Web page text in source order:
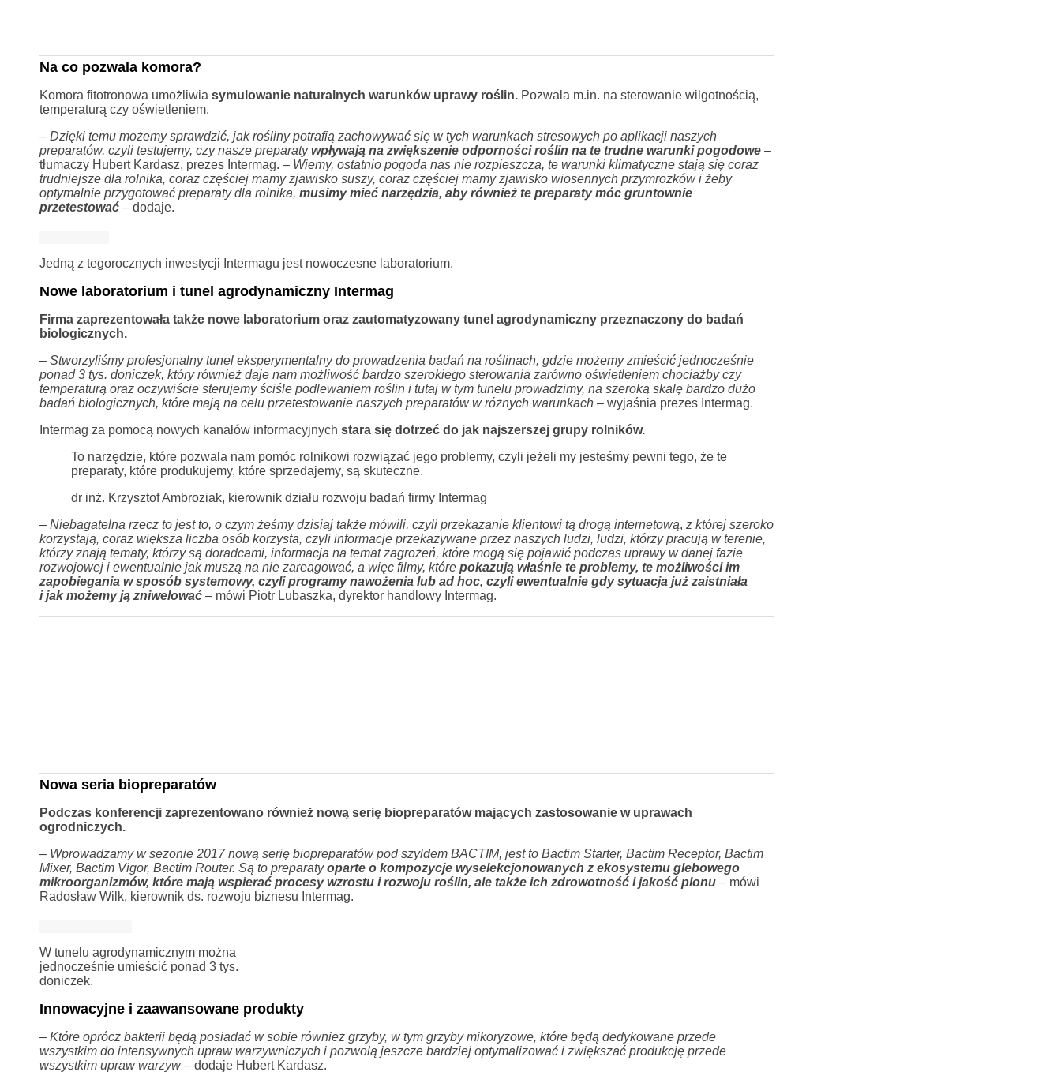
Na co pozwala komora?
Komora fitotronowa umożliwia symulowanie naturalnych warunków uprawy roślin.Pozwala m.in. na sterowanie wilgotnością,
temperaturą czy oświetleniem.
– Dzięki temu możemy sprawdzić, jak rośliny potrafią zachowywać się w tych warunkach stresowych po aplikacji naszych
preparatów, czyli testujemy, czy nasze preparatywpływają na zwiększenie odporności roślin na te trudne warunki pogodowe–
tłumaczy Hubert Kardasz, prezes Intermag. – Wiemy, ostatnio pogoda nas nie rozpieszcza, te warunki klimatyczne stają się coraz
trudniejsze dla rolnika, coraz częściej mamy zjawisko suszy, coraz częściej mamy zjawisko wiosennych przymrozków i żeby
optymalnie przygotować preparaty dla rolnika, musimy mieć narzędzia, aby również te preparaty móc gruntownie
przetestować– dodaje.
Jedną z tegorocznych inwestycji Intermagu jest nowoczesne laboratorium.
Nowe laboratorium i tunel agrodynamiczny Intermag
Firma zaprezentowała także nowe laboratorium oraz zautomatyzowany tunel agrodynamiczny przeznaczony do badań
biologicznych.
–Stworzyliśmy profesjonalny tunel eksperymentalny do prowadzenia badań na roślinach, gdzie możemy zmieścić jednocześnie
ponad 3 tys. doniczek, który również daje nam możliwość bardzo szerokiego sterowania zarówno oświetleniem chociażby czy
temperaturą oraz oczywiście sterujemy ściśle podlewaniem roślin i tutaj w tym tunelu prowadzimy, na szeroką skalę bardzo dużo
badań biologicznych, które mają na celu przetestowanie naszych preparatów w różnych warunkach– wyjaśnia prezes Intermag.
Intermag za pomocą nowych kanałów informacyjnych stara się dotrzeć do jak najszerszej grupy rolników.
To narzędzie, które pozwala nam pomóc rolnikowi rozwiązać jego problemy, czyli jeżeli my jesteśmy pewni tego, że te
preparaty, które produkujemy, które sprzedajemy, są skuteczne.
dr inż. Krzysztof Ambroziak, kierownik działu rozwoju badań firmy Intermag
– Niebagatelna rzecz to jest to, o czym żeśmy dzisiaj także mówili, czyli przekazanie klientowi tą drogą internetową, z której szeroko
korzystają, coraz większa liczba osób korzysta, czyli informacje przekazywane przez naszych ludzi, ludzi, którzy pracują w terenie,
którzy znają tematy, którzy są doradcami, informacja na temat zagrożeń, które mogą się pojawić podczas uprawy w danej fazie
rozwojowej i ewentualnie jak muszą na nie zareagować, a więc filmy, którepokazują właśnie te problemy, te możliwości im
zapobiegania w sposób systemowy, czyli programy nawożenia lub ad hoc, czyli ewentualnie gdy sytuacja już zaistniała
i jak możemy ją zniwelować– mówi Piotr Lubaszka, dyrektor handlowy Intermag.
Nowa seria biopreparatów
Podczas konferencji zaprezentowano również nową serię biopreparatów mających zastosowanie w uprawach
ogrodniczych.
– Wprowadzamy w sezonie 2017 nową serię biopreparatów pod szyldem BACTIM, jest to Bactim Starter, Bactim Receptor, Bactim
Mixer, Bactim Vigor, Bactim Router. Są to preparatyoparte o kompozycje wyselekcjonowanych z ekosystemu glebowego
mikroorganizmów, które mają wspierać procesy wzrostu i rozwoju roślin, ale także ich zdrowotność i jakość plonu – mówi
Radosław Wilk, kierownik ds. rozwoju biznesu Intermag.
W tunelu agrodynamicznym można
jednocześnie umieścić ponad 3 tys.
doniczek.
Innowacyjne i zaawansowane produkty
– Które oprócz bakterii będą posiadać w sobie również grzyby, w tym grzyby mikoryzowe, które będą dedykowane przede
wszystkim do intensywnych upraw warzywniczych i pozwolą jeszcze bardziej optymalizować i zwiększać produkcję przede
wszystkim upraw warzyw– dodaje Hubert Kardasz.